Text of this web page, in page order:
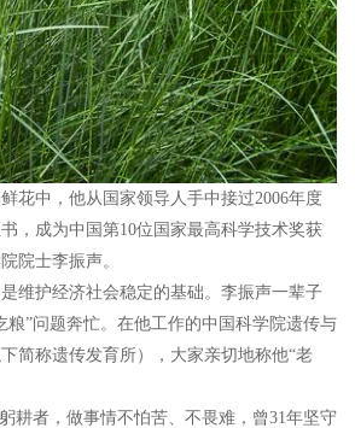
中，他从国家领导人手中接过2006年度
，成为中国第10位国家最高科学技术奖获
院士李振声。
护经济社会稳定的基础。李振声一辈子
粮”问题奔忙。在他工作的中国科学院遗传与
简称遗传发育所），大家亲切地称他“老
者，做事情不怕苦、不畏难，曾31年坚守